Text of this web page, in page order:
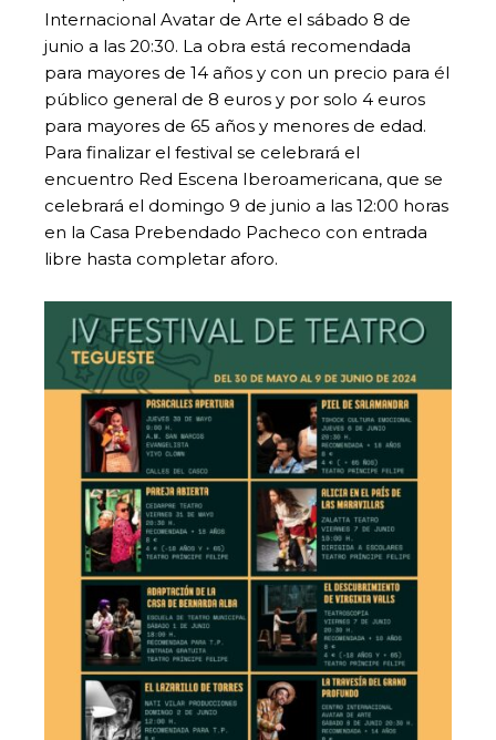
Internacional Avatar de Arte el sábado 8 de
junio a las 20:30. La obra está recomendada
para mayores de 14 años y con un precio para él
público general de 8 euros y por solo 4 euros
para mayores de 65 años y menores de edad.
Para finalizar el festival se celebrará el
encuentro Red Escena Iberoamericana, que se
celebrará el domingo 9 de junio a las 12:00 horas
en la Casa Prebendado Pacheco con entrada
libre hasta completar aforo.